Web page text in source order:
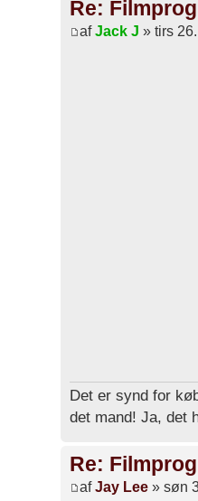
Re:
afJack J » tirs
Det er synd for
det mand! Ja, det
Re:
afJay Lee » søn